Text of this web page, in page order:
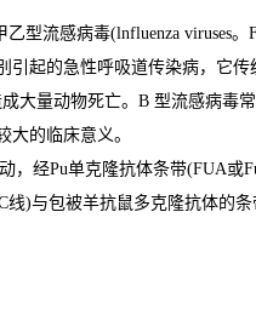
流感病毒(lnfluenza viruses。
引起的急性呼吸道传染病，它
大量动物死亡。B 型流感病毒
的临床意义。
经Pu单克隆抗体条带(FUA或
)与包被羊抗鼠多克隆抗体的